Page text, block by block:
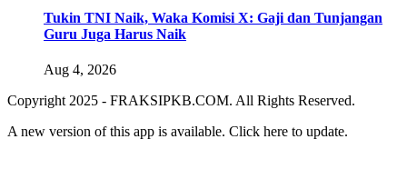
Tukin TNI Naik, Waka Komisi X: Gaji dan Tunjangan
Guru Juga Harus Naik
Aug 4, 2026
Copyright 2025 - FRAKSIPKB.COM. All Rights Reserved.
A new version of this app is available. Click here to update.